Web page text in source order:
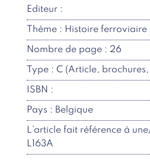
Editeur :
Thème : Histoire ferroviaire
Nombre de page : 26
Type : C (Article,
ISBN :
Pays : Belgique
L’article fait référence à
L163A